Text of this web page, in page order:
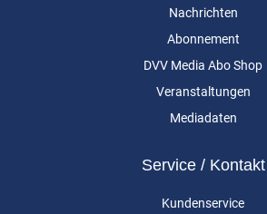
Nachrichten
Abonnement
DVV Media Abo Shop
Veranstaltungen
Mediadaten
Service / Kontakt
Kundenservice